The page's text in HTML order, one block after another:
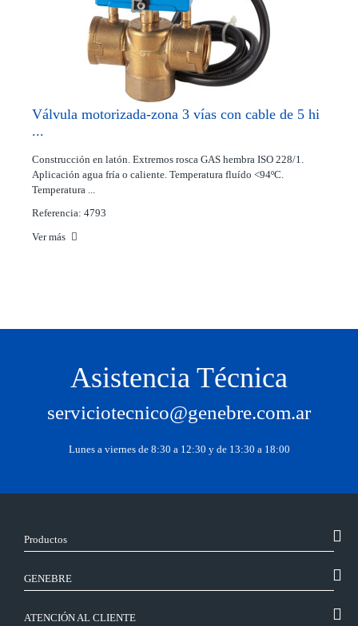
Válvula motorizada-zona 3 vías con cable de 5 hi
...
Construcción en latón. Extremos rosca GAS hembra ISO 228/1.
Aplicación agua fría o caliente. Temperatura fluído <94ºC.
Temperatura ...
Referencia: 4793
Ver más
Asistencia Técnica
serviciotecnico@genebre.com.ar
Lunes a viernes de 8:30 a 12:30 y de 13:30 a 18:00
Productos
GENEBRE
ATENCIÓN AL CLIENTE